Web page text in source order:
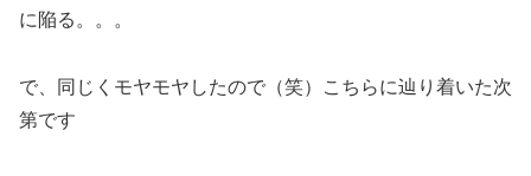
に陥る。。。
で、同じくモヤモヤしたので（笑）こちらに辿り着いた次
第です